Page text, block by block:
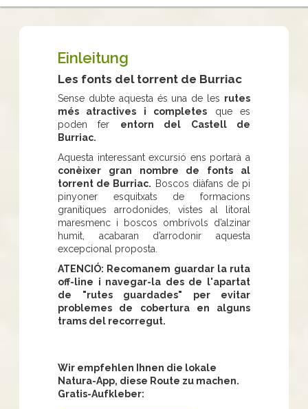
Einleitung
Les fonts del torrent de Burriac
Sense dubte aquesta és una de les rutes
més atractives i completes que es
poden fer entorn del Castell de
Burriac.
Aquesta interessant excursió ens portarà a
conèixer gran nombre de fonts al
torrent de Burriac. Boscos diàfans de pi
pinyoner esquitxats de formacions
granítiques arrodonides, vistes al litoral
maresmenc i boscos ombrívols d’alzinar
humit, acabaran d’arrodonir aquesta
excepcional proposta.
ATENCIÓ: Recomanem guardar la ruta
off-line i navegar-la des de l'apartat
de "rutes guardades" per evitar
problemes de cobertura en alguns
trams del recorregut.
Wir empfehlen Ihnen die lokale
Natura-App, diese Route zu machen.
Gratis-Aufkleber: